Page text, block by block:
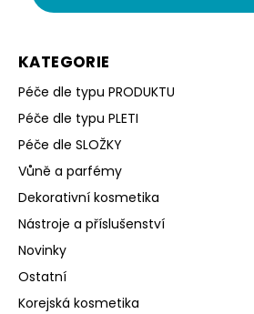
KATEGORIE
Péče dle typu PRODUKTU
Péče dle typu PLETI
Péče dle SLOŽKY
Vůně a parfémy
Dekorativní kosmetika
Nástroje a příslušenství
Novinky
Ostatní
Korejská kosmetika